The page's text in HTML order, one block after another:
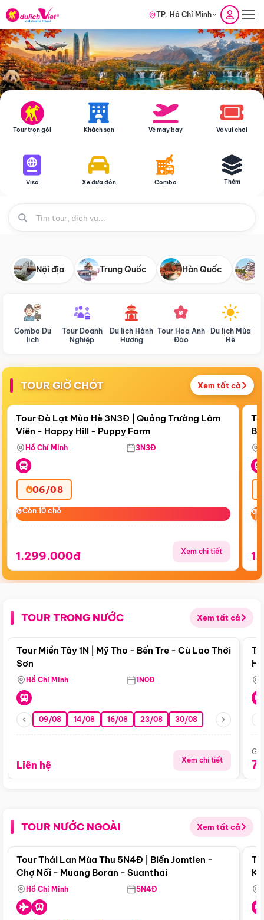
TP. Hồ Chí Minh
Tour trọn gói Khách sạn Vé máy bay Vé vui chơi
Visa Xe đưa đón Combo Thêm
Nội địa Trung Quốc Hàn Quốc
Combo Du
lịch
Tour Doanh
Nghiệp
Du lịch Hành
Hương
Tour Hoa Anh
Đào
Du lịch Mùa
Hè
TOUR GIỜ CHÓT Xem tất cả
Còn18:22:18
Điểm nổi bật
Tour Đà Lạt Mùa Hè 3N3Đ | Quảng Trường Lâm
Viên - Happy Hill - Puppy Farm
Hồ Chí Minh 3N3Đ
06/08
Còn 10 chỗ
Còn 10 chỗ
1.299.000đ Xem chi tiết
TOUR TRONG NƯỚC Xem tất cả
Điểm nổi bật
Tour Miền Tây 1N | Mỹ Tho - Bến Tre - Cù Lao Thới
Sơn
Hồ Chí Minh 1N0Đ
09/08 14/08 16/08 23/08 30/08
Liên hệ Xem chi tiết
TOUR NƯỚC NGOÀI Xem tất cả
Điểm nổi bật
Tour Thái Lan Mùa Thu 5N4Đ | Biển Jomtien -
Chợ Nổi - Muang Boran - Suanthai
Hồ Chí Minh 5N4Đ